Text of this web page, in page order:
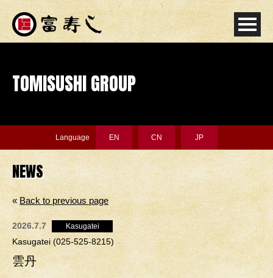
TOMISUSHI GROUP
Language EN CN JP
NEWS
« Back to previous page
2026.7.7 Kasugatei
Kasugatei (025-525-8215)
雲丹